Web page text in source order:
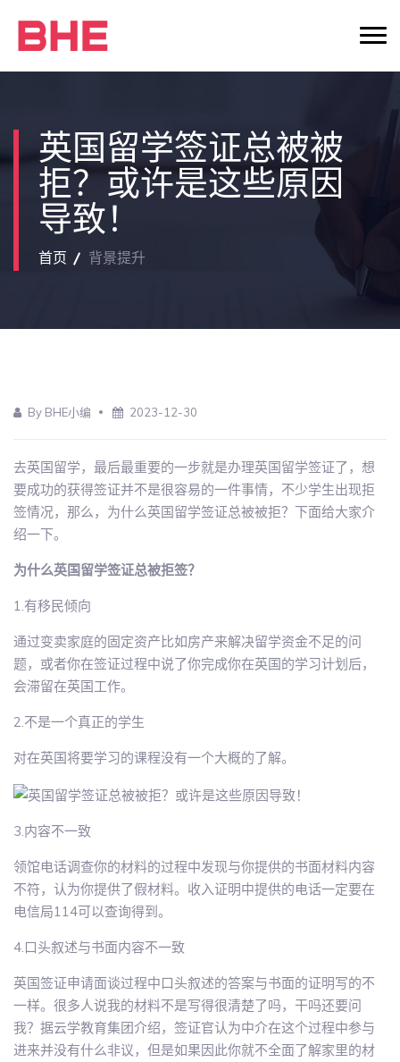
英国留学签证总被被
拒？或许是这些原因
导致！
首页 背景提升
By BHE小编 2023-12-30
去英国留学，最后最重要的一步就是办理英国留学签证了，想
要成功的获得签证并不是很容易的一件事情，不少学生出现拒
签情况，那么，为什么英国留学签证总被被拒？下面给大家介
绍一下。
为什么英国留学签证总被拒签？
1.有移民倾向
通过变卖家庭的固定资产比如房产来解决留学资金不足的问
题，或者你在签证过程中说了你完成你在英国的学习计划后，
会滞留在英国工作。
2.不是一个真正的学生
对在英国将要学习的课程没有一个大概的了解。
3.内容不一致
领馆电话调查你的材料的过程中发现与你提供的书面材料内容
不符，认为你提供了假材料。收入证明中提供的电话一定要在
电信局114可以查询得到。
4.口头叙述与书面内容不一致
英国签证申请面谈过程中口头叙述的答案与书面的证明写的不
一样。很多人说我的材料不是写得很清楚了吗，干吗还要问
我？据云学教育集团介绍，签证官认为中介在这个过程中参与
进来并没有什么非议，但是如果因此你就不全面了解家里的材